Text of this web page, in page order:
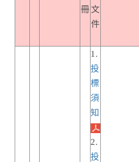
冊 文
件
1.
投
標
須
知
2.
投